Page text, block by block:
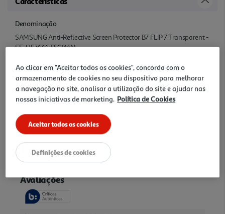
Denominação
SAMSUNG Anti-Reflective Screen Protector B7 FLIP 7 Transparent -
EF-UF766CTEGWW
Nome e Morada
SAMSUNG
Precauções Utilização
n/a
Avaliações
Ao clicar em "Aceitar todos os cookies", concorda com o
armazenamento de cookies no seu dispositivo para melhorar
a navegação no site, analisar a utilização do site e ajudar nas
nossas iniciativas de marketing. Política de Cookies
Aceitar todos os cookies
Definições de cookies